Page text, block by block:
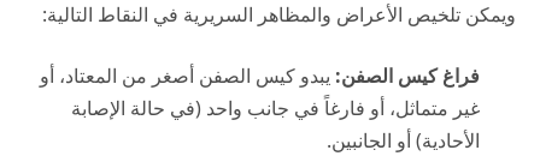
ويمكن تلخيص الأعراض والمظاهر السريرية في النقاط التالية:
فراغ كيس الصفن: يبدو كيس الصفن أصغر من المعتاد، أو
غير متماثل، أو فارغاً في جانب واحد (في حالة الإصابة
الأحادية) أو الجانبين.